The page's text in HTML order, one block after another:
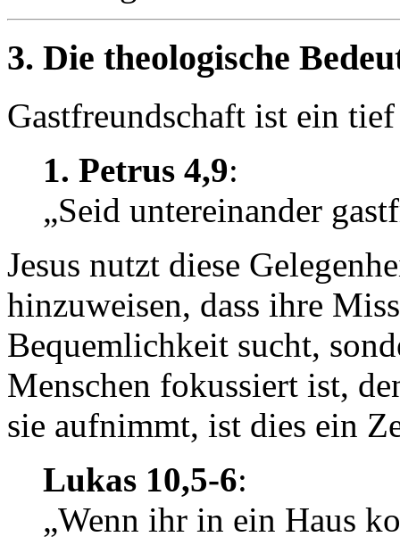
3. Die theologische
Gastfreundschaft ist ein
1. Petrus 4,9:
„Seid untereinander
Jesus nutzt diese
hinzuweisen, dass ihre
Bequemlichkeit sucht,
Menschen fokussiert ist,
sie aufnimmt, ist dies ein
Lukas 10,5-6:
„Wenn ihr in ein Haus